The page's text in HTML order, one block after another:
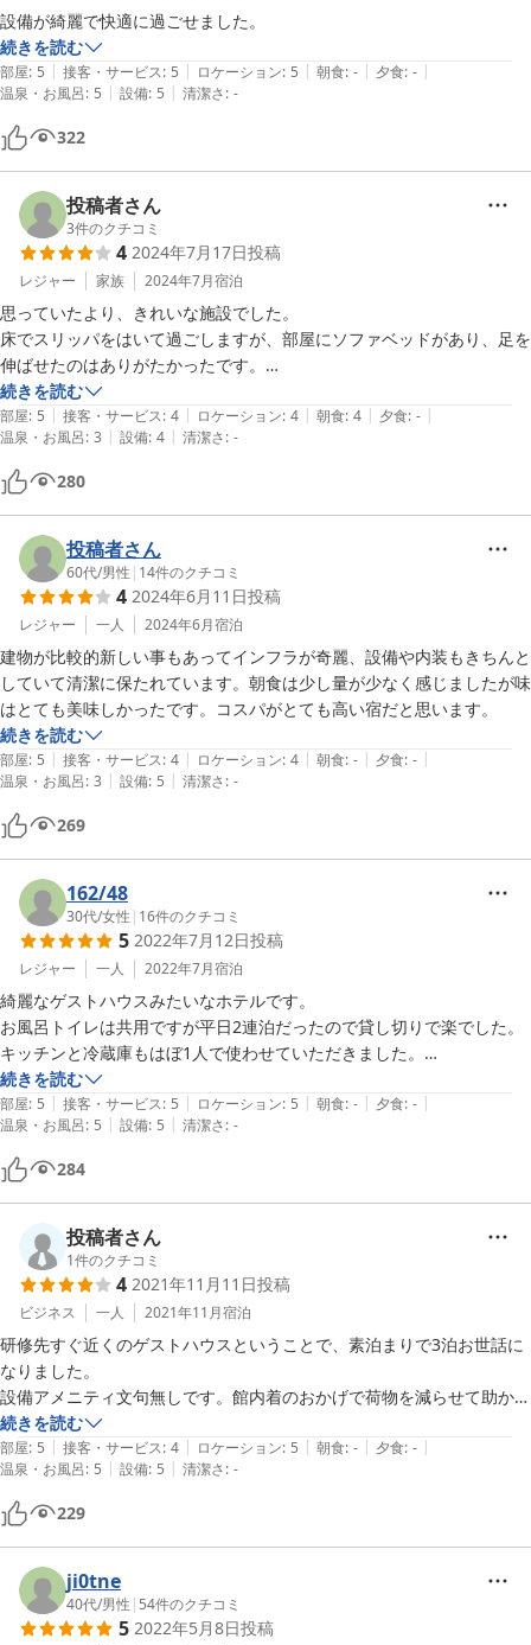
設備が綺麗で快適に過ごせました。
続きを読む
部屋: 5 | 接客・サービス: 5 | ロケーション: 5 | 朝食: - | 夕食: - |
温泉・お風呂: 5 | 設備: 5 | 清潔さ: -
322
投稿者さん
3件のクチコミ
4 2024年7月17日投稿
レジャー 家族 2024年7月宿泊
思っていたより、きれいな施設でした。
床でスリッパをはいて過ごしますが、部屋にソファベッドがあり、足を
伸ばせたのはありがたかったです。
気持ち良く過ごすことができました。
続きを読む
部屋: 5 | 接客・サービス: 4 | ロケーション: 4 | 朝食: 4 | 夕食: - |
温泉・お風呂: 3 | 設備: 4 | 清潔さ: -
280
投稿者さん
60代/男性 | 14件のクチコミ
4 2024年6月11日投稿
レジャー 一人 2024年6月宿泊
建物が比較的新しい事もあってインフラが奇麗、設備や内装もきちんと
していて清潔に保たれています。朝食は少し量が少なく感じましたが味
はとても美味しかったです。コスパがとても高い宿だと思います。
続きを読む
部屋: 5 | 接客・サービス: 4 | ロケーション: 4 | 朝食: - | 夕食: - |
温泉・お風呂: 3 | 設備: 5 | 清潔さ: -
269
162/48
30代/女性 | 16件のクチコミ
5 2022年7月12日投稿
レジャー 一人 2022年7月宿泊
綺麗なゲストハウスみたいなホテルです。
お風呂トイレは共用ですが平日2連泊だったので貸し切りで楽でした。
キッチンと冷蔵庫もはぼ1人で使わせていただきました。
一階のカフェも利用したかったですが16時までで残念。コンビニまで
かなり距離もあるしフェリーターミナルも早く閉まってしまうので早め
に買い物に行かないといけません。
せっかく湖の近くにあるのに外が見渡せないのもちょっと残念。
夜間外出するのに鍵がかかっていて解錠がよくわかりませんでした。
ホテルの方は親切です。
続きを読む
部屋: 5 | 接客・サービス: 5 | ロケーション: 5 | 朝食: - | 夕食: - |
温泉・お風呂: 5 | 設備: 5 | 清潔さ: -
284
投稿者さん
1件のクチコミ
4 2021年11月11日投稿
ビジネス 一人 2021年11月宿泊
研修先すぐ近くのゲストハウスということで、素泊まりで3泊お世話に
なりました。
設備アメニティ文句無しです。館内着のおかげで荷物を減らせて助かり
ました。
夕食ですが商店街方面へ歩いて１０分くらいなので、とりあえず何か食
べたいというなら困らないかもしれません。
素泊まり宿泊なので料理はありませんが、お昼にランチを注文させてい
ただきました。
初めて利用する場合、どこに座っていいのか迷いますね。
続きを読む
部屋: 5 | 接客・サービス: 4 | ロケーション: 5 | 朝食: - | 夕食: - |
温泉・お風呂: 5 | 設備: 5 | 清潔さ: -
229
ji0tne
40代/男性 | 54件のクチコミ
5 2022年5月8日投稿